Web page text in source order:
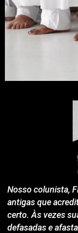
Nosso colunista,
antigas que
certo. Às vezes
defasadas e